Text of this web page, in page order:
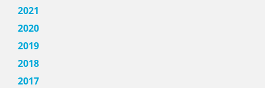
2021
2020
2019
2018
2017